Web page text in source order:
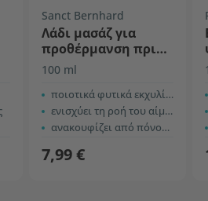
Sanct Bernhard
Λάδι μασάζ για
προθέρμανση πριν
από την άσκηση
100 ml
ποιοτικά φυτικά εκχυλίσματα
ενισχύει τη ροή του αίματος
ανακουφίζει από πόνους και μυϊκές εντάσεις
7,99 €